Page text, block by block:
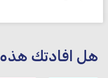
هل افادتك